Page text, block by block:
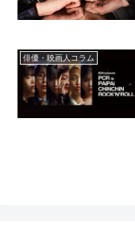
俳優・映画人コラム